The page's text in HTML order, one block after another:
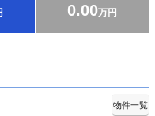
0.00万円
物件一覧